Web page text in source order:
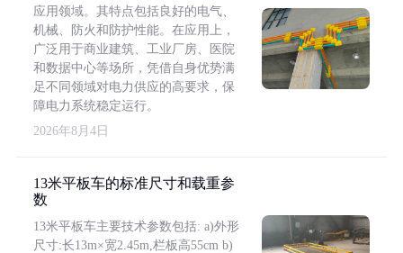
应用领域。其特点包括良好的电气、
机械、防火和防护性能。在应用上，
广泛用于商业建筑、工业厂房、医院
和数据中心等场所，凭借自身优势满
足不同领域对电力供应的高要求，保
障电力系统稳定运行。
2026年8月4日
13米平板车的标准尺寸和载重参
数
13米平板车主要技术参数包括: a)外形
尺寸:长13m×宽2.45m,栏板高55cm b)